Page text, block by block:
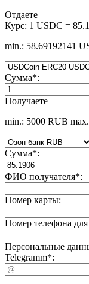
Отдаете
Курс: 1 USDC =
min.: 58.69192141
Сумма*:
Получаете
min.: 5000 RUB
Сумма*:
ФИО получателя*:
Номер карты:
Номер телефона
Персональные
Telegramm*: